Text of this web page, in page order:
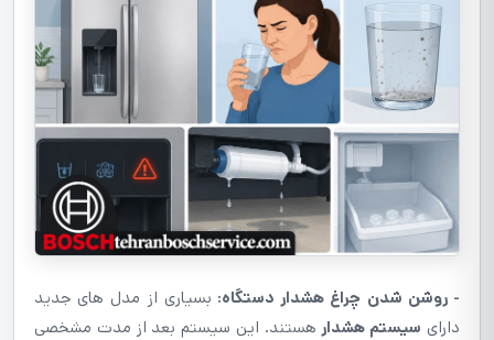
- روشن شدن چراغ هشدار دستگاه: بسیاری از مدل های جدید
دارای سیستم هشدار هستند. این سیستم بعد از مدت مشخصی